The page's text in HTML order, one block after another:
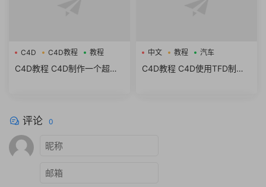
C4D C4D教程 教程
C4D教程 C4D制作一个超写
中文 教程 汽车
C4D教程 C4D使用TFD制作
评论 0